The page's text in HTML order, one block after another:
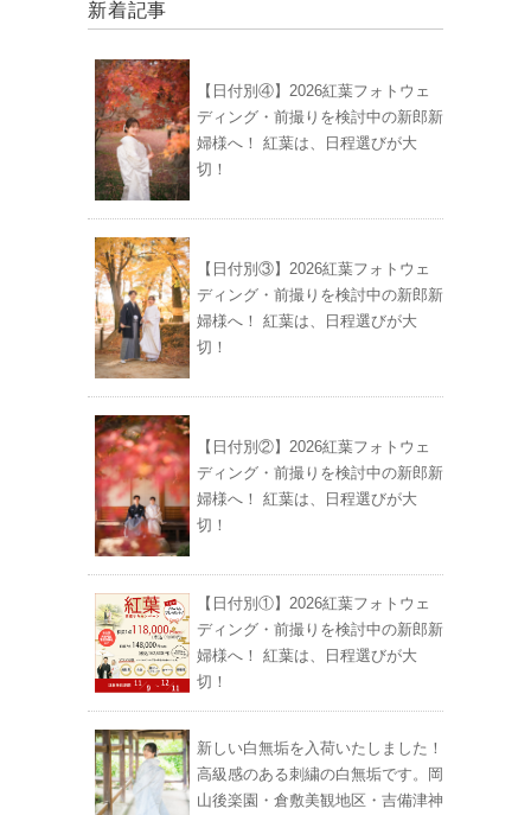
新着記事
【日付別④】2026紅葉フォトウェ
ディング・前撮りを検討中の新郎新
婦様へ！ 紅葉は、日程選びが大
切！
【日付別③】2026紅葉フォトウェ
ディング・前撮りを検討中の新郎新
婦様へ！ 紅葉は、日程選びが大
切！
【日付別②】2026紅葉フォトウェ
ディング・前撮りを検討中の新郎新
婦様へ！ 紅葉は、日程選びが大
切！
【日付別①】2026紅葉フォトウェ
ディング・前撮りを検討中の新郎新
婦様へ！ 紅葉は、日程選びが大
切！
新しい白無垢を入荷いたしました！
高級感のある刺繍の白無垢です。岡
山後楽園・倉敷美観地区・吉備津神